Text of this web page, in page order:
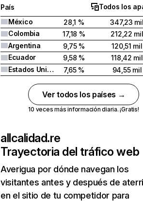
País
Todos los
México
28,1 %
347,23
Colombia
17,18 %
212,22 mil
Argentina
9,75 %
120,51 mil
Ecuador
9,58 %
118,42 mil
Estados Unidos
7,65 % 94,55 mil
Ver todos los países →
10 veces más información diaria. ¡Gratis!
allcalidad.re
Trayectoria del tráfico web
Averigua por dónde navegan los
visitantes antes y después de
en el sitio de tu competidor para